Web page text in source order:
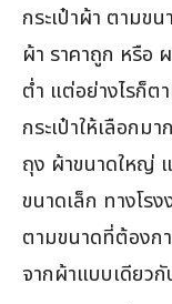
กระเป๋าผ้า ตามข
ผ้า ราคาถูก หรือ
ต่ำ แต่อย่างไรก็ต
กระเป๋าให้เลือก
ถุง ผ้าขนาดใหญ่
ขนาดเล็ก ทางโร
ตามขนาดที่ต้องก
จากผ้าแบบเดียวกั